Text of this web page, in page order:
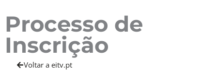
Processo de
Inscrição
Voltar a eitv.pt